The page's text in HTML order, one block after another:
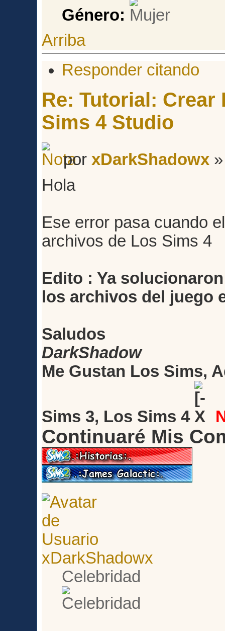
Género:
Arriba
Responder citando
Re: Tutorial: Crear
Sims 4 Studio
porxDarkShadowx
Hola
Ese error pasa cuando
archivos de Los Sims 4
Edito : Ya
los archivos del juego
Saludos
DarkShadow
Me Gustan Los Sims,
Sims 3, Los Sims 4
Continuaré Mis
xDarkShadowx
Celebridad